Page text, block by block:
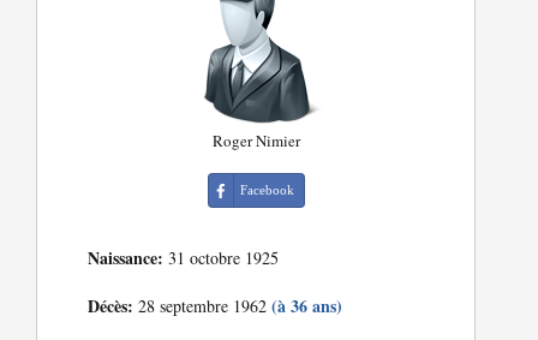
Roger Nimier
Facebook
Naissance: 31 octobre 1925
Décès: 28 septembre 1962(à 36 ans)